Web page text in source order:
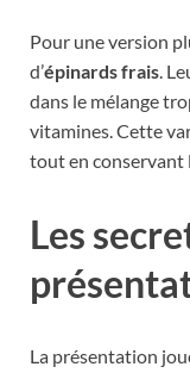
Pour une version
d’épinards frais .
dans le mélange
vitamines. Cette
tout en conservant
Les
La présentation